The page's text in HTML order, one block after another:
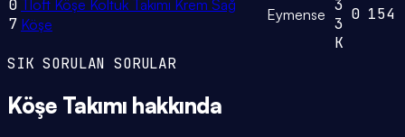
0
7
Tloft Köşe Koltuk Takımı Krem Sağ
Köşe
Eymense 3
3
K
0 154
SIK SORULAN SORULAR
Köşe Takımı hakkında